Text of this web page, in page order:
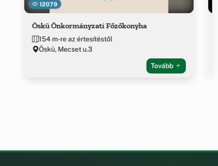
12079
Öskü Önkormányzati Főzőkonyha
154 m-re az értesítéstől
Öskü, Mecset u.3
Tovább